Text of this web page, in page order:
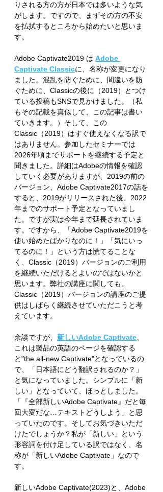
りされる方の方が日本では多いような気
がします。ですので、まずその方の不安
を払拭するところから始めたいと思いま
す。
Adobe Captivate2019 は Adobe
Captivate Classicに、名称が変更になり
ました。混乱を防ぐために、間違いを防
ぐために、Classicの後に（2019）とつけ
ている投稿もSNSで見かけました。（私
もその記載を真似して、この記事は書い
ていきます。）そして、この
Classic（2019）はすぐ使えなくなる訳で
はありません。参加したセミナーでは
2026年頃までサポートを継続する予定と
聞きました。詳細はAdobeの情報を確認
していく必要がありますが、2019の前の
バージョン、Adobe Captivate2017の話を
すると、2019がリリースされた後、2022
年までのサポート予定となっていまし
た。ですが実は今年まで延長されていま
す。ですから、「Adobe Captivate2019を
使い始めたばかりなのに！」「気にいっ
てるのに！」という方は慌てることな
く、Classic（2019）バージョンのご利用
を継続いただけるとよいのではないかと
思います。弊社の講座に関しても、
Classic（2019）バージョンの講座のご提
供はしばらく継続させていただこうと考
えています。
余談ですが、 新しいAdobe Captivate
これは製品の英語のページを確認する
と"the all-new Captivate"となっているの
で、「日本語にどう翻訳されるのか？」
と気になっていました。シンプルに「新
しい」となっていて、ほっとしました。
「『全部新しいAdobe Captivate』だと毎
回大変だな…テキストどうしよう」と思
っていたのです。そしてお気づきいただ
けたでしょうか？私が「新しい」という
形容詞を付け足している訳ではなく、名
称が「新しいAdobe Captivate」なので
す。
新しいAdobe Captivate(2023)と、Adobe